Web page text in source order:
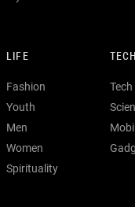
LIFE
Fashion
Youth
Men
Women
Spirituality
TECH